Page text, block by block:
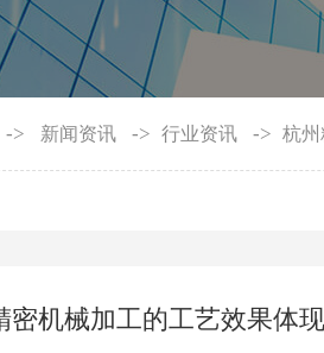
-> 新闻资讯 -> 行业资讯 -> 杭州
密机械加工的工艺效果体